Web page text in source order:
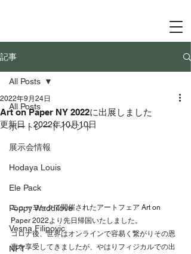
記事
All Posts
ポートレートイベント
展示会情報
Hodaya Louis
Ele Pack
Poppy Waddilove
Vesna Filipovic
NFT
All Posts
Art on Paper NY 2022に出展しました
2022年9月24日
更新日： 2022年10月10日
ニューヨークで開催されたアートフェア Art on
Paper 2022より先日帰国いたしました。
コロナ後、世界はオンラインで容易く繋がりその恩
恵を享受してきましたが、やはりフィジカルでの出